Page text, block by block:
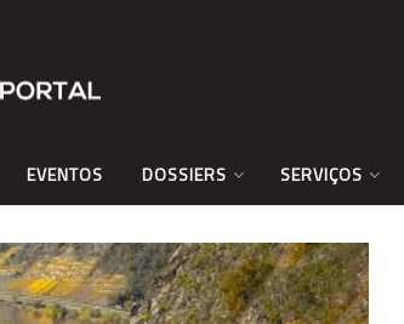
EVENTOS DOSSIERS SERVIÇOS